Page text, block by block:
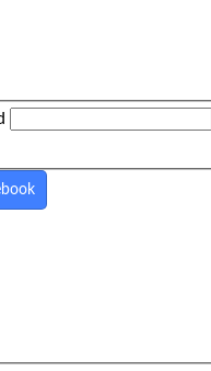
남이 살 때 팔아라